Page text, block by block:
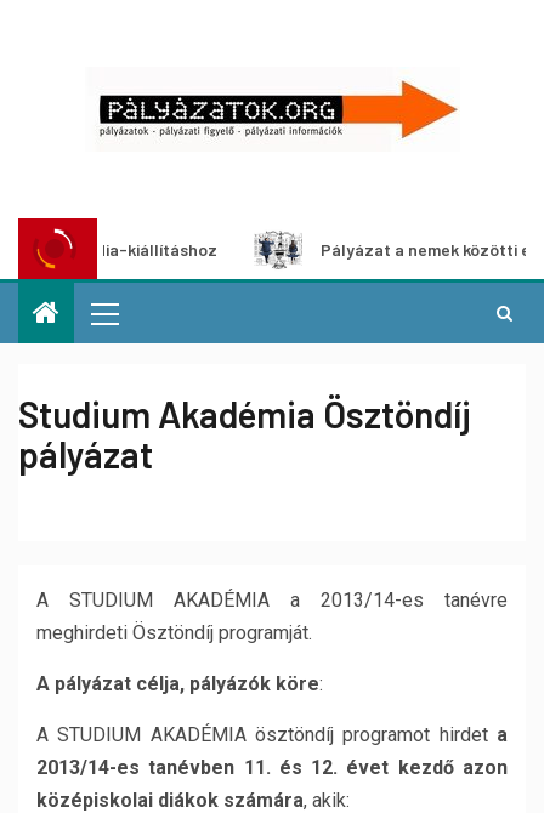
kiállításhoz Pályázat a nemek közötti
Studium Akadémia Ösztöndíj
pályázat
A STUDIUM AKADÉMIA a 2013/14-es tanévre
meghirdeti Ösztöndíj programját.
A pályázat célja, pályázók köre:
A STUDIUM AKADÉMIA ösztöndíj programot hirdet a
2013/14-es tanévben 11. és 12. évet kezdő azon
középiskolai diákok számára, akik: